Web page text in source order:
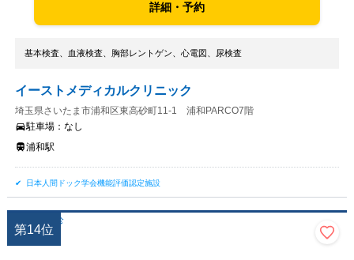
詳細・予約
基本検査、血液検査、胸部レントゲン、心電図、尿検査
イーストメディカルクリニック
埼玉県さいたま市浦和区東高砂町11-1 浦和PARCO7階
駐車場： なし
浦和駅
日本人間ドック学会機能評価認定施設
第14位